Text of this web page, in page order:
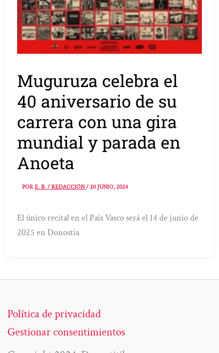
Muguruza celebra el
40 aniversario de su
carrera con una gira
mundial y parada en
Anoeta
PORE. B. / REDACCIÓN/20 JUNIO, 2024
El único recital en el País Vasco será el 14 de junio de
2025 en Donostia
Política de privacidad
Gestionar consentimientos